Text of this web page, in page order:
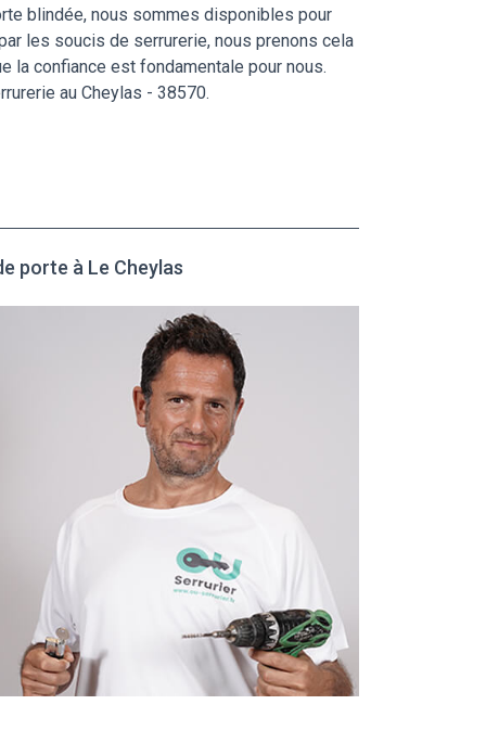
blindée, nous sommes disponibles pour
les soucis de serrurerie, nous prenons cela
la confiance est fondamentale pour nous.
au Cheylas - 38570.
porte à Le Cheylas